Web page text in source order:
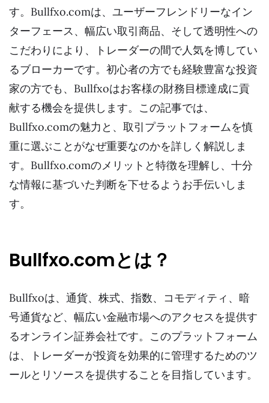
す。Bullfxo.comは、ユーザーフレンドリーなイン
ターフェース、幅広い取引商品、そして透明性への
こだわりにより、トレーダーの間で人気を博してい
るブローカーです。初心者の方でも経験豊富な投資
家の方でも、Bullfxoはお客様の財務目標達成に貢
献する機会を提供します。この記事では、
Bullfxo.comの魅力と、取引プラットフォームを慎
重に選ぶことがなぜ重要なのかを詳しく解説しま
す。Bullfxo.comのメリットと特徴を理解し、十分
な情報に基づいた判断を下せるようお手伝いしま
す。
Bullfxo.comとは？
Bullfxoは、通貨、株式、指数、コモディティ、暗
号通貨など、幅広い金融市場へのアクセスを提供す
るオンライン証券会社です。このプラットフォーム
は、トレーダーが投資を効果的に管理するためのツ
ールとリソースを提供することを目指しています。